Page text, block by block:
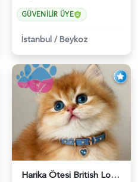
GÜVENILIR ÜYE
İstanbul /Beykoz
Harika Ötesi British Longhair Golden Parlayan Yıldız - 6141